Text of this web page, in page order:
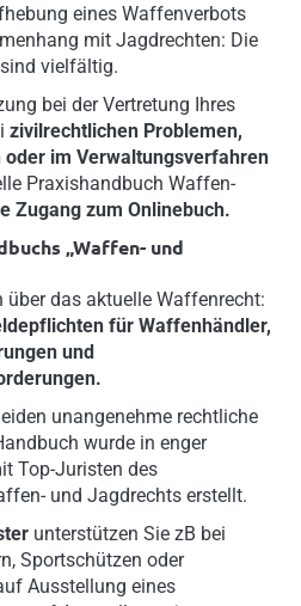
eines Waffenverbots
mit Jagdrechten: Die
vielfältig.
bei der Vertretung Ihres
zivilrechtlichen Problemen,
im Verwaltungsverfahren
Praxishandbuch Waffen-
Zugang zum Onlinebuch.
„Waffen- und
über das aktuelle Waffenrecht:
für Waffenhändler,
und
unangenehme rechtliche
wurde in enger
Top-Juristen des
und Jagdrechts erstellt.
unterstützen Sie zB bei
Sportschützen oder
Ausstellung eines